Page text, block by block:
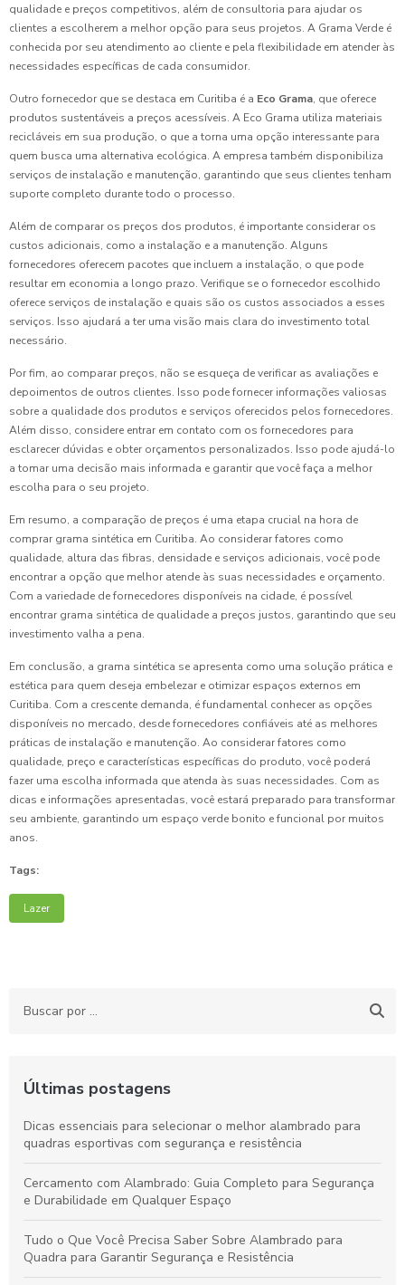
qualidade e preços competitivos, além de consultoria para ajudar os
clientes a escolherem a melhor opção para seus projetos. A Grama Verde é
conhecida por seu atendimento ao cliente e pela flexibilidade em atender às
necessidades específicas de cada consumidor.
Outro fornecedor que se destaca em Curitiba é a Eco Grama, que oferece
produtos sustentáveis a preços acessíveis. A Eco Grama utiliza materiais
recicláveis em sua produção, o que a torna uma opção interessante para
quem busca uma alternativa ecológica. A empresa também disponibiliza
serviços de instalação e manutenção, garantindo que seus clientes tenham
suporte completo durante todo o processo.
Além de comparar os preços dos produtos, é importante considerar os
custos adicionais, como a instalação e a manutenção. Alguns
fornecedores oferecem pacotes que incluem a instalação, o que pode
resultar em economia a longo prazo. Verifique se o fornecedor escolhido
oferece serviços de instalação e quais são os custos associados a esses
serviços. Isso ajudará a ter uma visão mais clara do investimento total
necessário.
Por fim, ao comparar preços, não se esqueça de verificar as avaliações e
depoimentos de outros clientes. Isso pode fornecer informações valiosas
sobre a qualidade dos produtos e serviços oferecidos pelos fornecedores.
Além disso, considere entrar em contato com os fornecedores para
esclarecer dúvidas e obter orçamentos personalizados. Isso pode ajudá-lo
a tomar uma decisão mais informada e garantir que você faça a melhor
escolha para o seu projeto.
Em resumo, a comparação de preços é uma etapa crucial na hora de
comprar grama sintética em Curitiba. Ao considerar fatores como
qualidade, altura das fibras, densidade e serviços adicionais, você pode
encontrar a opção que melhor atende às suas necessidades e orçamento.
Com a variedade de fornecedores disponíveis na cidade, é possível
encontrar grama sintética de qualidade a preços justos, garantindo que seu
investimento valha a pena.
Em conclusão, a grama sintética se apresenta como uma solução prática e
estética para quem deseja embelezar e otimizar espaços externos em
Curitiba. Com a crescente demanda, é fundamental conhecer as opções
disponíveis no mercado, desde fornecedores confiáveis até as melhores
práticas de instalação e manutenção. Ao considerar fatores como
qualidade, preço e características específicas do produto, você poderá
fazer uma escolha informada que atenda às suas necessidades. Com as
dicas e informações apresentadas, você estará preparado para transformar
seu ambiente, garantindo um espaço verde bonito e funcional por muitos
anos.
Tags:
Lazer
Últimas postagens
Dicas essenciais para selecionar o melhor alambrado para
quadras esportivas com segurança e resistência
Cercamento com Alambrado: Guia Completo para Segurança
e Durabilidade em Qualquer Espaço
Tudo o Que Você Precisa Saber Sobre Alambrado para
Quadra para Garantir Segurança e Resistência